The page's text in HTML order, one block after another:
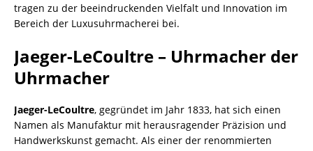
tragen zu der beeindruckenden Vielfalt und Innovation im
Bereich der Luxusuhrmacherei bei.
Jaeger-LeCoultre – Uhrmacher der
Uhrmacher
Jaeger-LeCoultre, gegründet im Jahr 1833, hat sich einen
Namen als Manufaktur mit herausragender Präzision und
Handwerkskunst gemacht. Als einer der renommierten